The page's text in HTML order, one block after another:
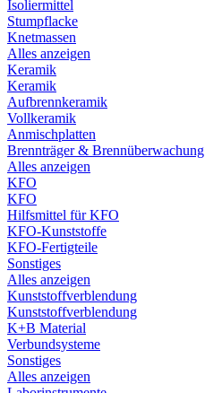
Isoliermittel
Stumpflacke
Knetmassen
Alles anzeigen
Keramik
Keramik
Aufbrennkeramik
Vollkeramik
Anmischplatten
Brennträger & Brennüberwachung
Alles anzeigen
KFO
KFO
Hilfsmittel für KFO
KFO-Kunststoffe
KFO-Fertigteile
Sonstiges
Alles anzeigen
Kunststoffverblendung
Kunststoffverblendung
K+B Material
Verbundsysteme
Sonstiges
Alles anzeigen